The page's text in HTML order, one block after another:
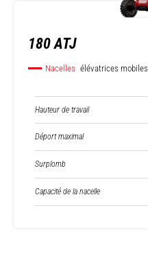
180 ATJ
Nacelles élévatrices mobiles
Hauteur de travail
Déport maximal
Surplomb
Capacité de la nacelle